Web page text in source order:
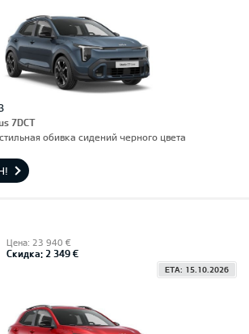
7DCT
обивка сидений черного цвета
Цена: 23 940 €
Скидка: 2 349 €
ETA: 15.10.2026